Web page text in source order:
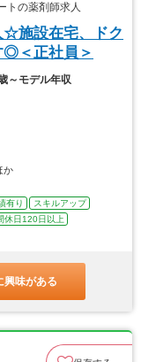
の薬剤師求人
☆施設在宅、ドク
◎＜正社員＞
～モデル年収
か
有り
スキルアップ
休日120日以上
興味がある